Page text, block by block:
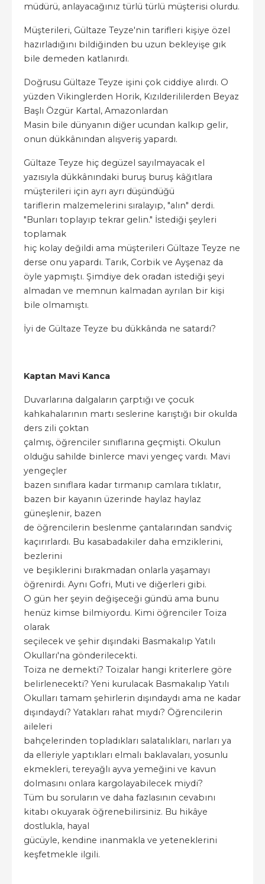
müdürü, anlayacağınız türlü türlü müşterisi olurdu.
Müşterileri, Gültaze Teyze'nin tarifleri kişiye özel
hazırladığını bildiğinden bu uzun bekleyişe gık
bile demeden katlanırdı.
Doğrusu Gültaze Teyze işini çok ciddiye alırdı. O
yüzden Vikinglerden Horik, Kızılderililerden Beyaz
Başlı Özgür Kartal, Amazonlardan
Masin bile dünyanın diğer ucundan kalkıp gelir,
onun dükkânından alışveriş yapardı.
Gültaze Teyze hiç degüzel sayılmayacak el
yazısıyla dükkânındaki buruş buruş kâğıtlara
müşterileri için ayrı ayrı düşündüğü
tariflerin malzemelerini sıralayıp, "alın" derdi.
"Bunları toplayıp tekrar gelin." İstediği şeyleri
toplamak
hiç kolay değildi ama müşterileri Gültaze Teyze ne
derse onu yapardı. Tarık, Corbik ve Ayşenaz da
öyle yapmıştı. Şimdiye dek oradan istediği şeyi
almadan ve memnun kalmadan ayrılan bir kişi
bile olmamıştı.
İyi de Gültaze Teyze bu dükkânda ne satardı?
Kaptan Mavi Kanca
Duvarlarına dalgaların çarptığı ve çocuk
kahkahalarının martı seslerine karıştığı bir okulda
ders zili çoktan
çalmış, öğrenciler sınıflarına geçmişti. Okulun
olduğu sahilde binlerce mavi yengeç vardı. Mavi
yengeçler
bazen sınıflara kadar tırmanıp camlara tıklatır,
bazen bir kayanın üzerinde haylaz haylaz
güneşlenir, bazen
de öğrencilerin beslenme çantalarından sandviç
kaçırırlardı. Bu kasabadakiler daha emziklerini,
bezlerini
ve beşiklerini bırakmadan onlarla yaşamayı
öğrenirdi. Aynı Gofri, Muti ve diğerleri gibi.
O gün her şeyin değişeceği gündü ama bunu
henüz kimse bilmiyordu. Kimi öğrenciler Toiza
olarak
seçilecek ve şehir dışındaki Basmakalıp Yatılı
Okulları'na gönderilecekti.
Toiza ne demekti? Toizalar hangi kriterlere göre
belirlenecekti? Yeni kurulacak Basmakalıp Yatılı
Okulları tamam şehirlerin dışındaydı ama ne kadar
dışındaydı? Yatakları rahat mıydı? Öğrencilerin
aileleri
bahçelerinden topladıkları salatalıkları, narları ya
da elleriyle yaptıkları elmalı baklavaları, yosunlu
ekmekleri, tereyağlı ayva yemeğini ve kavun
dolmasını onlara kargolayabilecek miydi?
Tüm bu soruların ve daha fazlasının cevabını
kitabı okuyarak öğrenebilirsiniz. Bu hikâye
dostlukla, hayal
gücüyle, kendine inanmakla ve yeteneklerini
keşfetmekle ilgili.